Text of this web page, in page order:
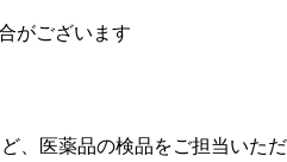
がございます
、医薬品の検品をご担当いた